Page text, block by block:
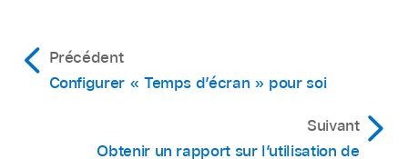
Précédent
Configurer « Temps d’écran » pour soi
Suivant
Obtenir un rapport sur l’utilisation de